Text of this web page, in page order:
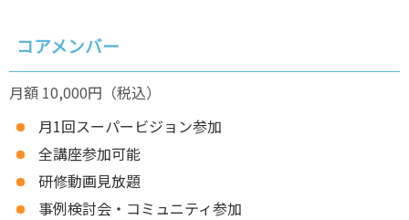
コアメンバー
月額 10,000円（税込）
月1回スーパービジョン参加
全講座参加可能
研修動画見放題
事例検討会・コミュニティ参加